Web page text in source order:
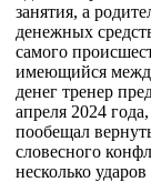
занятия, а
денежных
самого
имеющийся
денег тренер
апреля 2024
пообещал
словесного
несколько